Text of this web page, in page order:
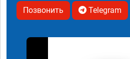
Позвонить Telegram